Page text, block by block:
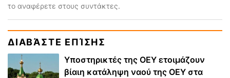
το αναφέρετε στους συντάκτες.
ΔΙΑΒΆΣΤΕ ΕΠΊΣΗΣ
Υποστηρικτές της ΟΕΥ ετοιμάζουν
βίαιη κατάληψη ναού της ΟΕΥ στα